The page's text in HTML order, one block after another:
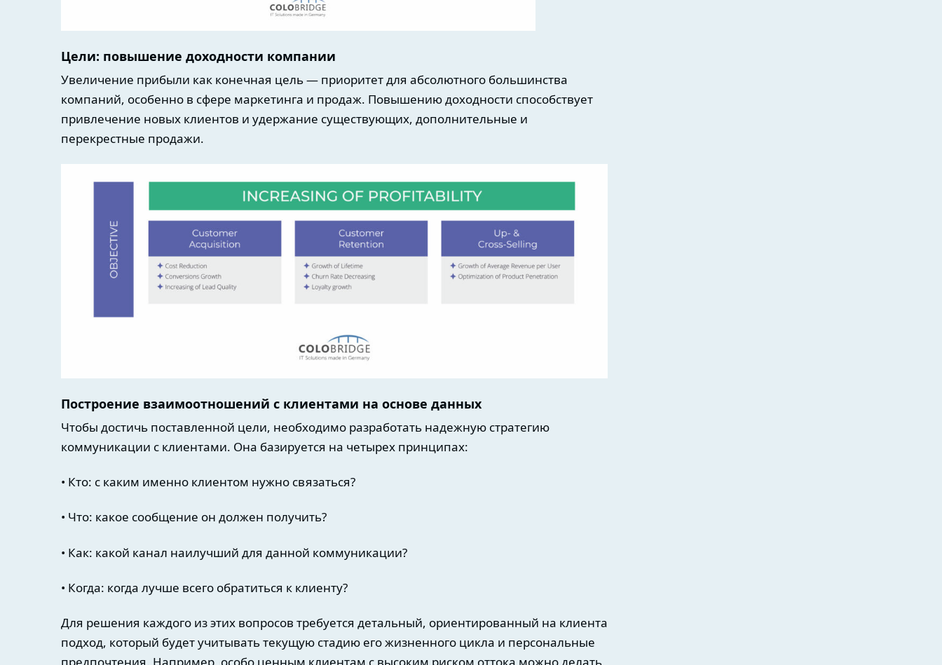
Цели: повышение доходности компании
Увеличение прибыли как конечная цель — приоритет для абсолютного большинства
компаний, особенно в сфере маркетинга и продаж. Повышению доходности способствует
привлечение новых клиентов и удержание существующих, дополнительные и
перекрестные продажи.
Построение взаимоотношений с клиентами на основе данных
Чтобы достичь поставленной цели, необходимо разработать надежную стратегию
коммуникации с клиентами. Она базируется на четырех принципах:
• Кто: с каким именно клиентом нужно связаться?
• Что: какое сообщение он должен получить?
• Как: какой канал наилучший для данной коммуникации?
• Когда: когда лучше всего обратиться к клиенту?
Для решения каждого из этих вопросов требуется детальный, ориентированный на клиента
подход, который будет учитывать текущую стадию его жизненного цикла и персональные
предпочтения. Например, особо ценным клиентам с высоким риском оттока можно делать